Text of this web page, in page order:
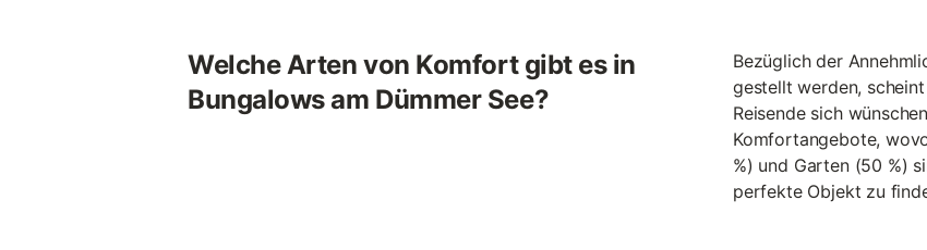
Welche Arten von Komfort gibt es in
Bungalows am Dümmer See?
Bezüglich der
gestellt werden,
Reisende sich
Komfortangebote,
%) und Garten (50 %)
perfekte Objekt zu